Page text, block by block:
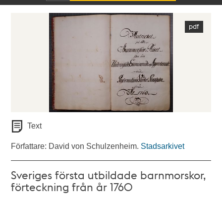
Text
Författare: David von Schulzenheim. Stadsarkivet
Sveriges första utbildade barnmorskor,
förteckning från år 1760